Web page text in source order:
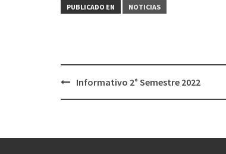
PUBLICADO EN NOTICIAS
Navegación
Informativo 2° Semestre 2022